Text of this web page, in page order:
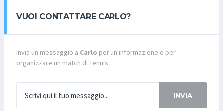
VUOI CONTATTARE CARLO?
Invia un messaggio a Carlo per un'informazione o per
organizzare un match di Tennis.
INVIA